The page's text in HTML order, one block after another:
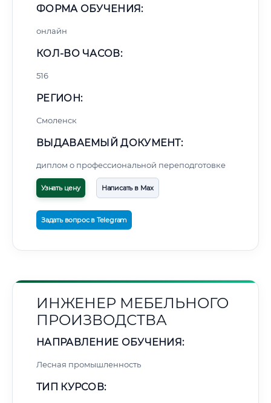
ФОРМА ОБУЧЕНИЯ:
онлайн
КОЛ-ВО ЧАСОВ:
516
РЕГИОН:
Смоленск
ВЫДАВАЕМЫЙ ДОКУМЕНТ:
диплом о профессиональной переподготовке
Узнать цену Написать в Max
Задать вопрос в Telegram
ИНЖЕНЕР МЕБЕЛЬНОГО
ПРОИЗВОДСТВА
НАПРАВЛЕНИЕ ОБУЧЕНИЯ:
Лесная промышленность
ТИП КУРСОВ: